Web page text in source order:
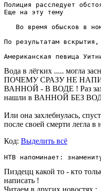
Полиция расследует
Еще на эту тему
Во время обысков в
По результатам
Американская певица
Вода в лёгких ..... могла
ПОЧЕМУ СРАЗУ НЕ
ВАННОЙ - В ВОДЕ ! Раз
нашли в ВАННОЙ БЕЗ ВОДЫ
Или она захлебнулась,
после своей смерти легла
Код: Выделить всё
НТВ напоминает:
Пиздецц какой то - кто
написать !